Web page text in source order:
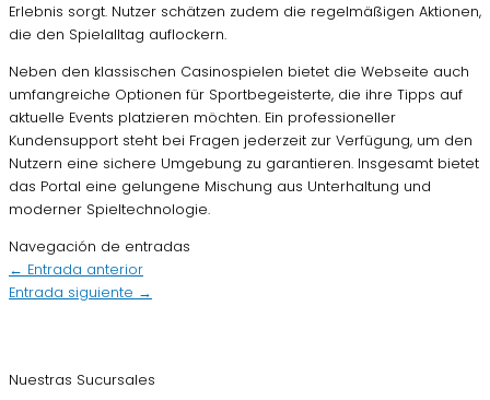
Erlebnis sorgt. Nutzer schätzen zudem die regelmäßigen Aktionen,
die den Spielalltag auflockern.
Neben den klassischen Casinospielen bietet die Webseite auch
umfangreiche Optionen für Sportbegeisterte, die ihre Tipps auf
aktuelle Events platzieren möchten. Ein professioneller
Kundensupport steht bei Fragen jederzeit zur Verfügung, um den
Nutzern eine sichere Umgebung zu garantieren. Insgesamt bietet
das Portal eine gelungene Mischung aus Unterhaltung und
moderner Spieltechnologie.
Navegación de entradas
← Entrada anterior
Entrada siguiente →
Nuestras Sucursales